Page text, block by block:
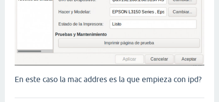
En este caso la mac addres es la que empieza con ipd?